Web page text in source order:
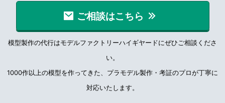
ご相談はこちら
模型製作の代行はモデルファクトリーハイギヤードにぜひご相談くださ
い。
1000作以上の模型を作ってきた、プラモデル製作・考証のプロが丁寧に
対応いたします。